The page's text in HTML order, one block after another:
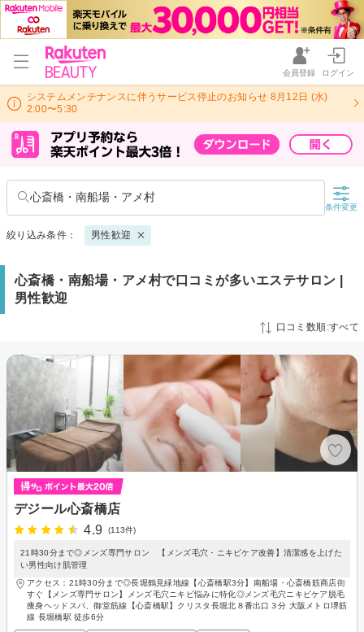
会員登録 ログイン
システムメンテナンスに伴うサービス停止のお知らせ 8月12日 (水)
2:00〜5:30
心斎橋・南船場・アメ村
条件変更
絞り込み条件： 男性歓迎
心斎橋・南船場・アメ村で口コミが多いエステサロン |
男性歓迎
口コミ数順:すべて
デジール心斎橋店
4.9
(113件)
21時30分まで◎メンズ専門サロン 【メンズ毛穴・ニキビケア改善】清潔感を上げた
い男性向け肌管理
アクセス：21時30分まで◎長堀鶴見緑地線【心斎橋駅3分】南船場・心斎橋筋商店街
すぐ【メンズ専門サロン】メンズ毛穴ニキビ悩みに特化◎メンズ毛穴ニキビケア脱毛
痩身ヘッドスパ、御堂筋線【心斎橋駅】クリスタ長堀北８番出口３分 大阪メトロ堺筋
線 長堀橋駅 徒歩6分